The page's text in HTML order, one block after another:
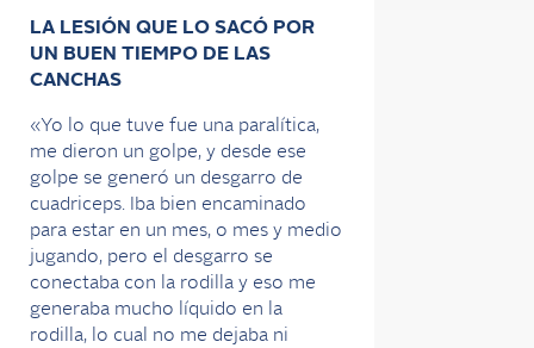
LA LESIÓN QUE LO SACÓ POR
UN BUEN TIEMPO DE LAS
CANCHAS
«Yo lo que tuve fue una paralítica,
me dieron un golpe, y desde ese
golpe se generó un desgarro de
cuadriceps. Iba bien encaminado
para estar en un mes, o mes y medio
jugando, pero el desgarro se
conectaba con la rodilla y eso me
generaba mucho líquido en la
rodilla, lo cual no me dejaba ni